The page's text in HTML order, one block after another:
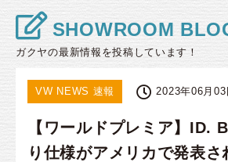
SHOWROOM
ガクヤの最新情報を投稿しています！
VW NEWS 速報 2023年06月03
【ワールドプレミア】ID.
り仕様がアメリカで発表さ